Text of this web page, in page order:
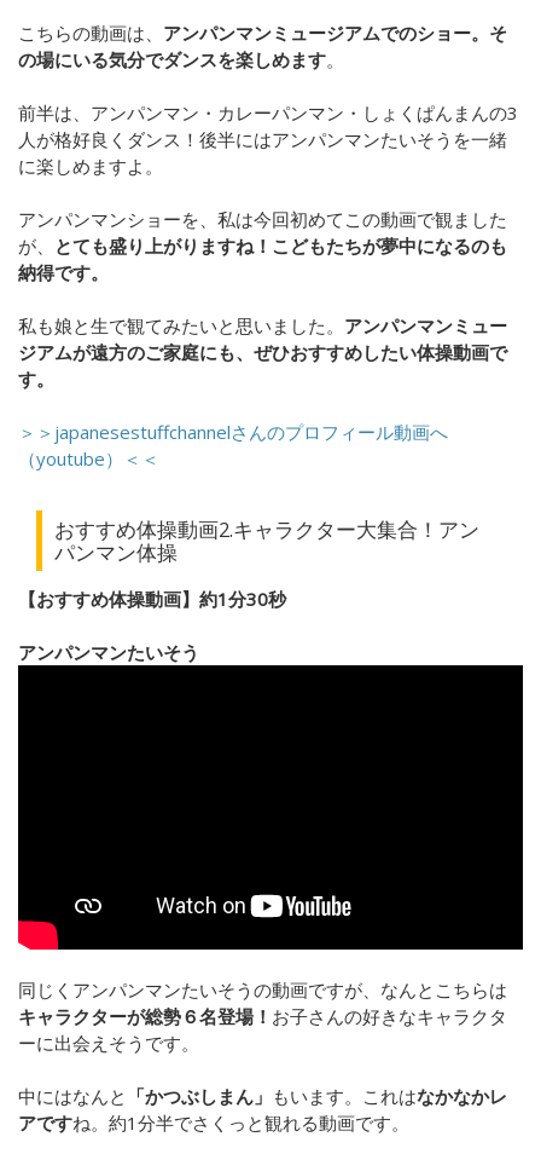
こちらの動画は、 アンパンマンミュージアムでのショー。そ
の場にいる気分でダンスを楽しめます。
前半は、アンパンマン・カレーパンマン・しょくぱんまんの3
人が格好良くダンス！後半にはアンパンマンたいそうを一緒
に楽しめますよ。
アンパンマンショーを、私は今回初めてこの動画で観ました
が、 とても盛り上がりますね！こどもたちが夢中になるのも
納得です。
私も娘と生で観てみたいと思いました。 アンパンマンミュー
ジアムが遠方のご家庭にも、ぜひおすすめしたい体操動画で
す。
＞＞japanesestuffchannelさんのプロフィール動画へ
（youtube）＜＜
おすすめ体操動画2.キャラクター大集合！アン
パンマン体操
【おすすめ体操動画】約1分30秒
アンパンマンたいそう
同じくアンパンマンたいそうの動画ですが、なんとこちらは
キャラクターが総勢６名登場！ お子さんの好きなキャラクタ
ーに出会えそうです。
中にはなんと 「かつぶしまん」 もいます。これはなかなかレ
アですね。約1分半でさくっと観れる動画です。